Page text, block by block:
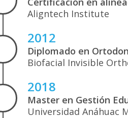
Aligntech Institute
2012
Diplomado en
Biofacial Invisible
2018
Master en Gestión
Universidad Anáhuac